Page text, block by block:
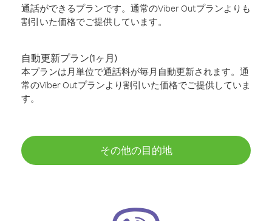
通話ができるプランです。通常のViber Outプランよりも
割引いた価格でご提供しています。
自動更新プラン(1ヶ月)
本プランは月単位で通話料が毎月自動更新されます。通
常のViber Outプランより割引いた価格でご提供していま
す。
その他の目的地